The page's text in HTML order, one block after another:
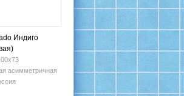
Индиго
асимметричная